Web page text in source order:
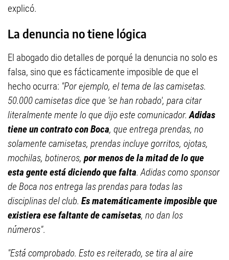
explicó.
La denuncia no tiene lógica
El abogado dio detalles de porqué la denuncia no solo es
falsa, sino que es fácticamente imposible de que el
hecho ocurra: "Por ejemplo, el tema de las camisetas.
50.000 camisetas dice que 'se han robado', para citar
literalmente mente lo que dijo este comunicador.Adidas
tiene un contrato con Boca, que entrega prendas, no
solamente camisetas, prendas incluye gorritos, ojotas,
mochilas, botineros, por menos de la mitad de lo que
esta gente está diciendo que falta. Adidas como sponsor
de Boca nos entrega las prendas para todas las
disciplinas del club. Es matemáticamente imposible que
existiera ese faltante de camisetas, no dan los
números".
"Está comprobado. Esto es reiterado, se tira al aire